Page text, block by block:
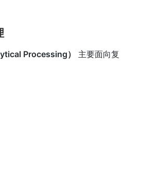
Processing）
主要面向复